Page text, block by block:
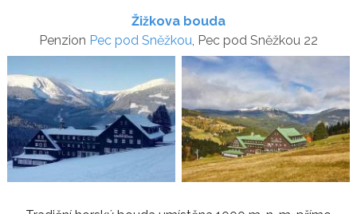
Žižkova bouda
Penzion Pec pod Sněžkou , Pec pod Sněžkou 22